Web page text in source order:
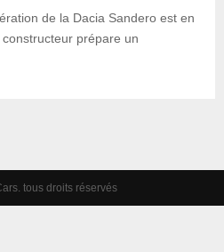
de la Dacia Sandero est en
prépare un
tous droits réservés